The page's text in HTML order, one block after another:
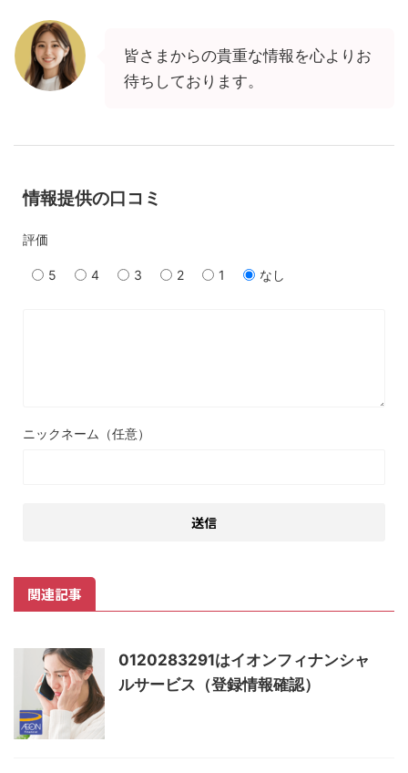
皆さまからの貴重な情報を心よりお
待ちしております。
情報提供の口コミ
評価
5 4 3 2 1 なし
ニックネーム（任意）
関連記事
0120283291はイオンフィナンシャ
ルサービス（登録情報確認）